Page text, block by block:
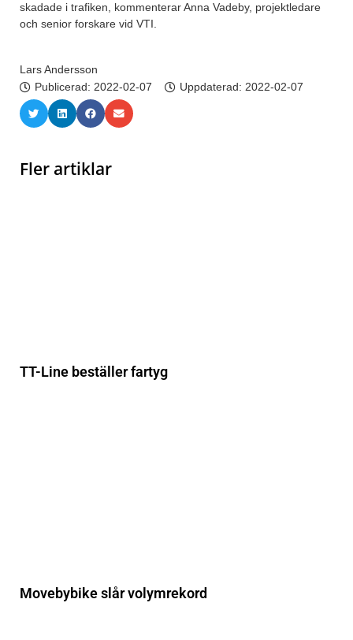
skadade i trafiken, kommenterar Anna Vadeby, projektledare
och senior forskare vid VTI.
Lars Andersson
Publicerad: 2022-02-07 Uppdaterad: 2022-02-07
Fler artiklar
TT-Line beställer fartyg
Movebybike slår volymrekord